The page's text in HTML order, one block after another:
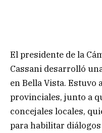
El presidente de la
Cassani desarrolló
en Bella Vista. Estuvo
provinciales, junto a
concejales locales,
para habilitar